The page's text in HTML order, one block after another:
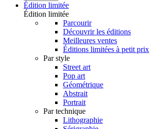
Édition limitée
Édition limitée
Parcourir
Découvrir les éditions
Meilleures ventes
Éditions limitées à petit prix
Par style
Street art
Pop art
Géométrique
Abstrait
Portrait
Par technique
Lithographie